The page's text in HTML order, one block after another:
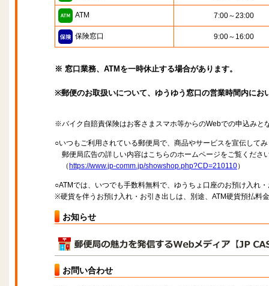
ATM 7:00～23:00
保険窓口 9:00～16:00
※ 窓口業務、ATMを一時休止する場合があります。
※郵便のお取扱いについて、ゆうゆう窓口の営業時間内に
※バイク自賠責保険はお客さまスマホ等からのWebでの申込みと
○いつもご利用されている郵便局で、商品やサービスを宣伝して
郵便局広告の詳しい内容はこちらのホームページをご覧くださ
（ https://www.jp-comm.jp/showshop.php?CD=210110）
○ATMでは、いつでも手数料無料で、ゆうちょ口座のお預け入れ
※硬貨を伴うお預け入れ・お引き出しは、別途、ATM硬貨預払料
お知らせ
お問い合わせ